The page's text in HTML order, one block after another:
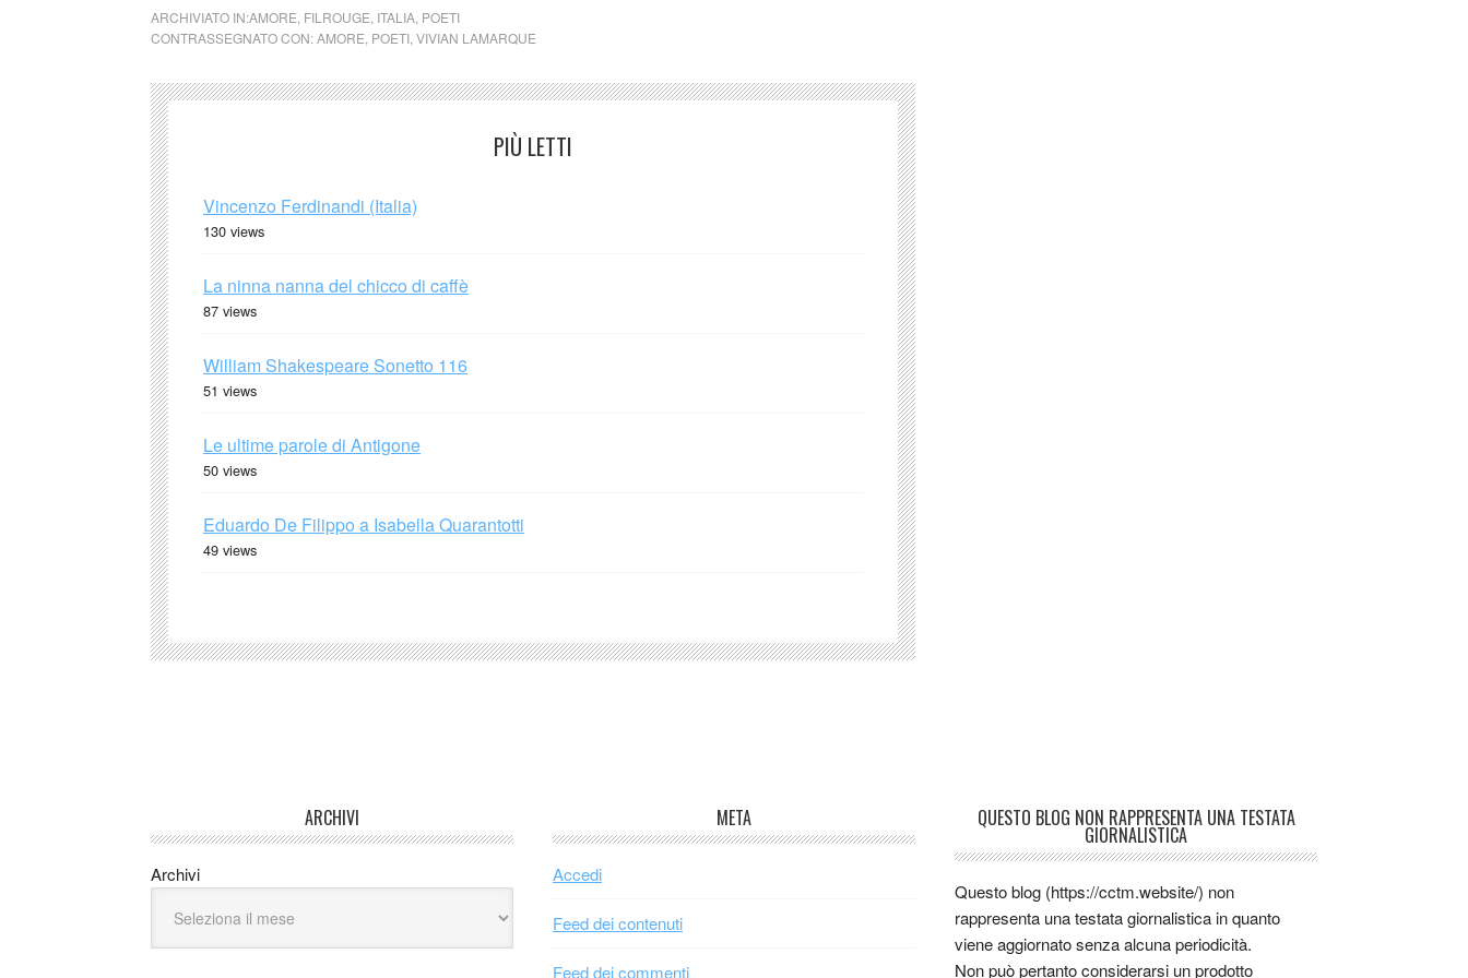
ARCHIVIATO IN:AMORE FILROUGE ITALIA POETI
CONTRASSEGNATO CON:AMORE POETI VIVIAN LAMARQUE
PIÙ LETTI
Vincenzo Ferdinandi (Italia)
130 views
La ninna nanna del chicco di caffè
87 views
William Shakespeare Sonetto 116
51 views
Le ultime parole di Antigone
50 views
Eduardo De Filippo a Isabella Quarantotti
49 views
ARCHIVI
Archivi
META
Accedi
Feed dei contenuti
Feed dei commenti
QUESTO BLOG NON RAPPRESENTA UNA TESTATA
GIORNALISTICA
Questo blog (https://cctm.website/) non
rappresenta una testata giornalistica in quanto
viene aggiornato senza alcuna periodicità.
Non può pertanto considerarsi un prodotto